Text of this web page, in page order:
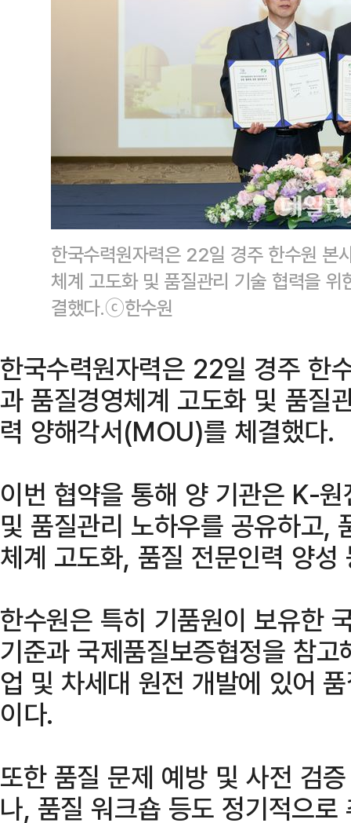
한국수력원자력은 22일 경주 한수원 본
체계 고도화 및 품질관리 기술 협력을
결했다.ⓒ한수원
한국수력원자력은 22일 경주 한
과 품질경영체계 고도화 및 품질
력 양해각서(MOU)를 체결했다.
이번 협약을 통해 양 기관은 K-
및 품질관리 노하우를 공유하고,
체계 고도화, 품질 전문인력 양
한수원은 특히 기품원이 보유한
기준과 국제품질보증협정을 참
업 및 차세대 원전 개발에 있어
이다.
또한 품질 문제 예방 및 사전 검
나, 품질 워크숍 등도 정기적으로